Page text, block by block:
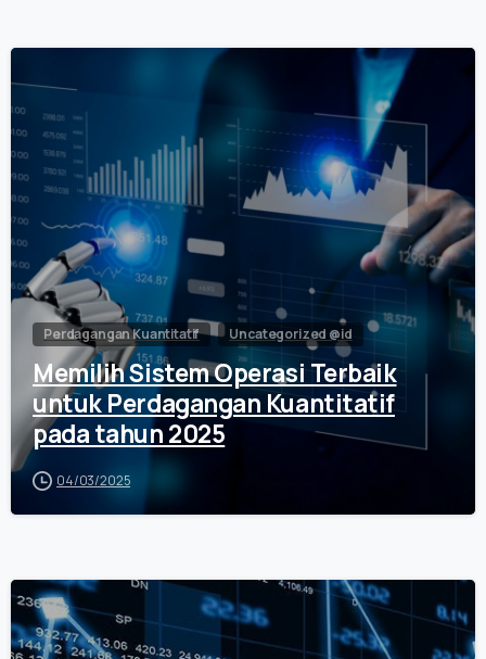
Perdagangan Kuantitatif Uncategorized @id
Memilih Sistem Operasi Terbaik
untuk Perdagangan Kuantitatif
pada tahun 2025
04/03/2025
0